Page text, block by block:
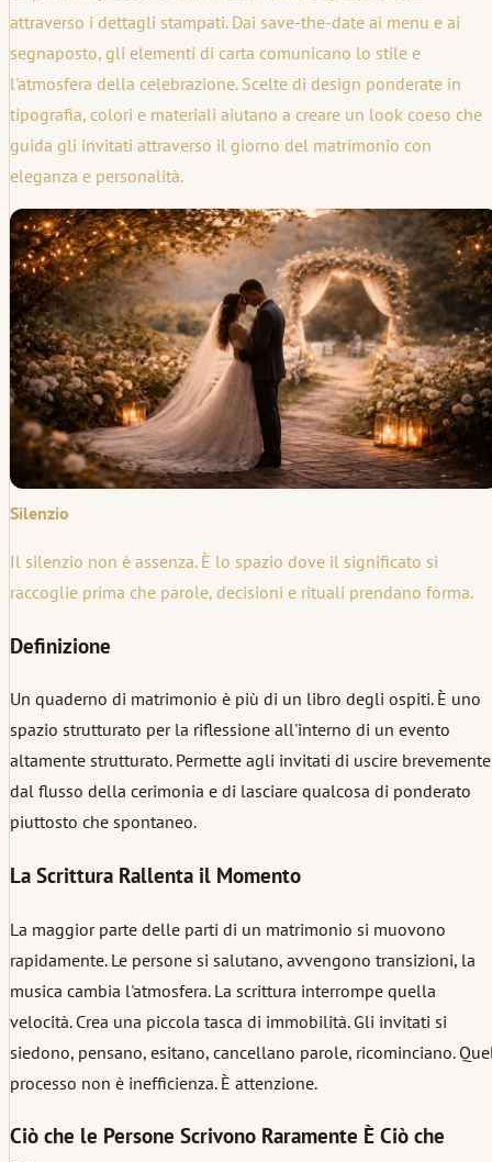
attraverso i dettagli stampati. Dai save-the-date ai menu e ai
segnaposto, gli elementi di carta comunicano lo stile e
l'atmosfera della celebrazione. Scelte di design ponderate in
tipografia, colori e materiali aiutano a creare un look coeso che
guida gli invitati attraverso il giorno del matrimonio con
eleganza e personalità.
Silenzio
Il silenzio non è assenza. È lo spazio dove il significato si
raccoglie prima che parole, decisioni e rituali prendano forma.
Definizione
Un quaderno di matrimonio è più di un libro degli ospiti. È uno
spazio strutturato per la riflessione all'interno di un evento
altamente strutturato. Permette agli invitati di uscire brevemente
dal flusso della cerimonia e di lasciare qualcosa di ponderato
piuttosto che spontaneo.
La Scrittura Rallenta il Momento
La maggior parte delle parti di un matrimonio si muovono
rapidamente. Le persone si salutano, avvengono transizioni, la
musica cambia l'atmosfera. La scrittura interrompe quella
velocità. Crea una piccola tasca di immobilità. Gli invitati si
siedono, pensano, esitano, cancellano parole, ricominciano.
processo non è inefficienza. È attenzione.
Ciò che le Persone Scrivono Raramente È Ciò che